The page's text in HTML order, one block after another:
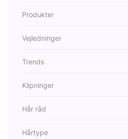
Produkter
Vejledninger
Trends
Klipninger
Hår råd
Hårtype